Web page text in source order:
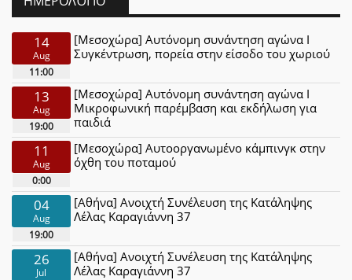
14
Aug
11:00
[Μεσοχώρα] Αυτόνομη συνάντηση αγώνα Ι
Συγκέντρωση, πορεία στην είσοδο του χωριού
13
Aug
19:00
[Μεσοχώρα] Αυτόνομη συνάντηση αγώνα Ι
Μικροφωνική παρέμβαση και εκδήλωση για
παιδιά
11
Aug
0:00
[Μεσοχώρα] Αυτοοργανωμένο κάμπινγκ στην
όχθη του ποταμού
04
Aug
19:00
[Αθήνα] Ανοιχτή Συνέλευση της Κατάληψης
Λέλας Καραγιάννη 37
26
Jul
[Αθήνα] Ανοιχτή Συνέλευση της Κατάληψης
Λέλας Καραγιάννη 37